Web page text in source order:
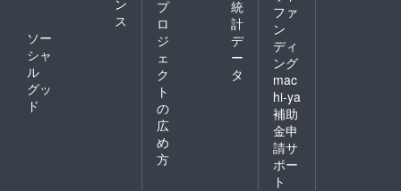
ス
ソー
シャ
ル
グッ
ド
プ
ロ
ジ
ェ
ク
ト
の
広
め
方
統
計
デ
ー
タ
ファ
ン
ディ
ング
mac
hi-ya
補助
金申
請サ
ポー
ト